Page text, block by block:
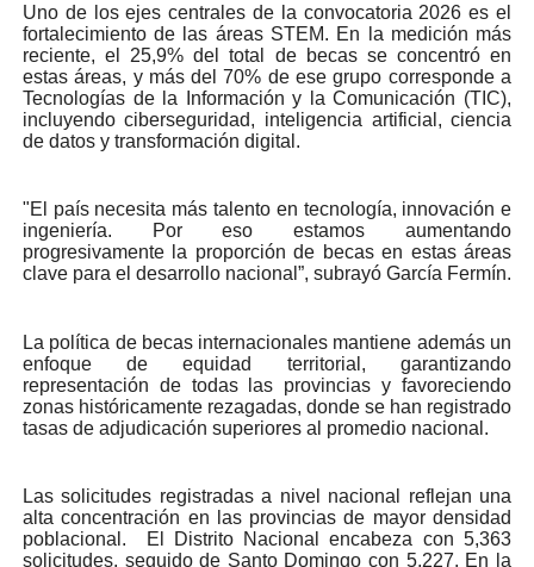
Uno de los ejes centrales de la convocatoria 2026 es el
fortalecimiento de las áreas STEM. En la medición más
reciente, el 25,9% del total de becas se concentró en
estas áreas, y más del 70% de ese grupo corresponde a
Tecnologías de la Información y la Comunicación (TIC),
incluyendo ciberseguridad, inteligencia artificial, ciencia
de datos y transformación digital.
"El país necesita más talento en tecnología, innovación e
ingeniería. Por eso estamos aumentando
progresivamente la proporción de becas en estas áreas
clave para el desarrollo nacional”, subrayó García Fermín.
La política de becas internacionales mantiene además un
enfoque de equidad territorial, garantizando
representación de todas las provincias y favoreciendo
zonas históricamente rezagadas, donde se han registrado
tasas de adjudicación superiores al promedio nacional.
Las solicitudes registradas a nivel nacional reflejan una
alta concentración en las provincias de mayor densidad
poblacional. El Distrito Nacional encabeza con 5,363
solicitudes, seguido de Santo Domingo con 5,227. En la